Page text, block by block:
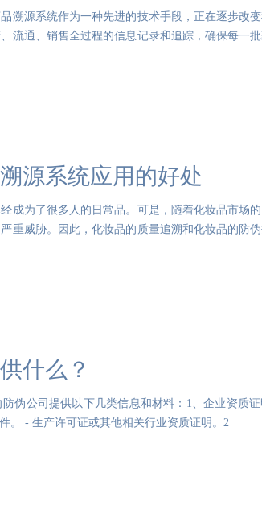
溯源系统作为一种先进的技术手段，正在逐步改
流通、销售全过程的信息记录和追踪，确保每一
源系统应用的好处
成为了很多人的日常品。可是，随着化妆品市场
重威胁。因此，化妆品的质量追溯和化妆品的防
什么？
司提供以下几类信息和材料：1、企业资质证明： - 加盖
企业营业执照复印件。 - 商标注册证复印件。 - 生产许可证或其他相关行业资质证明。2